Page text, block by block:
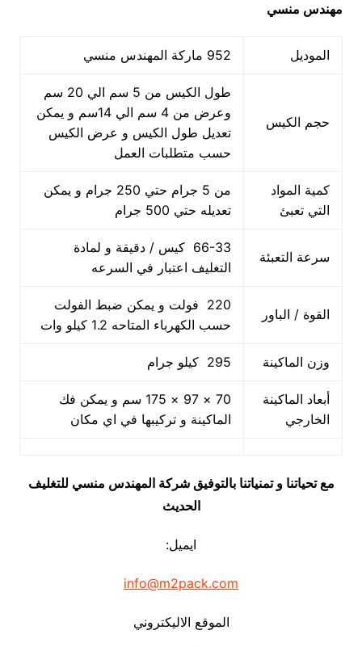
مهندس منسي
الموديل 952 ماركة المهندس منسي
حجم الكيس
طول الكيس من 5 سم الي 20 سم
وعرض من 4 سم الي 14سم و يمكن
تعديل طول الكيس و عرض الكيس
حسب متطلبات العمل
كمية المواد
التي تعبئ
من 5 جرام حتي 250 جرام و يمكن
تعديله حتي 500 جرام
سرعة التعبئة
66-33 كيس / دقيقة و لمادة
التغليف اعتبار في السرعه
القوة / الباور
220 فولت و يمكن ضبط الفولت
حسب الكهرباء المتاحه 1.2 كيلو وات
وزن الماكينة 295 كيلو جرام
أبعاد الماكينة
الخارجي
70 × 97 × 175 سم و يمكن فك
الماكينة و تركيبها في اي مكان
مع تحياتنا و تمنياتنا بالتوفيق شركة المهندس منسي للتغليف
الحديث
ايميل:
info@m2pack.com
الموقع الاليكتروني